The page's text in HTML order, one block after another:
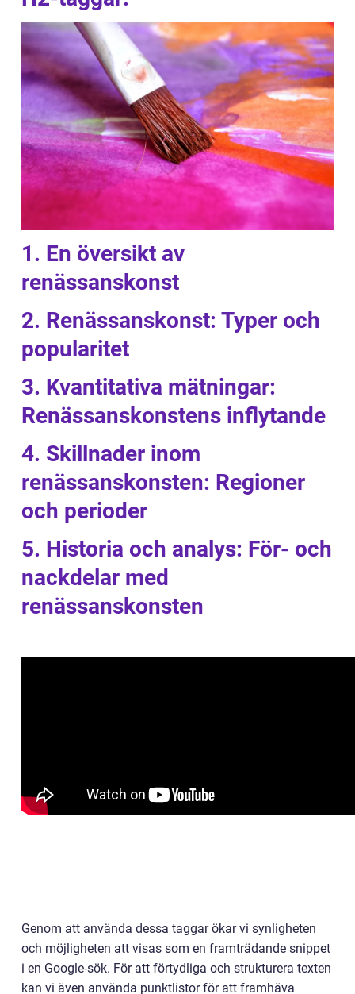
1. En översikt av
renässanskonst
2. Renässanskonst: Typer och
popularitet
3. Kvantitativa mätningar:
Renässanskonstens inflytande
4. Skillnader inom
renässanskonsten: Regioner
och perioder
5. Historia och analys: För- och
nackdelar med
renässanskonsten
Genom att använda dessa taggar ökar vi synligheten
och möjligheten att visas som en framträdande snippet
i en Google-sök. För att förtydliga och strukturera texten
kan vi även använda punktlistor för att framhäva